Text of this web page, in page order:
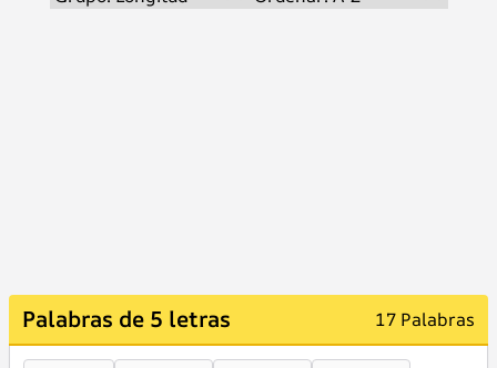
Palabras de 5 letras 17 Palabras